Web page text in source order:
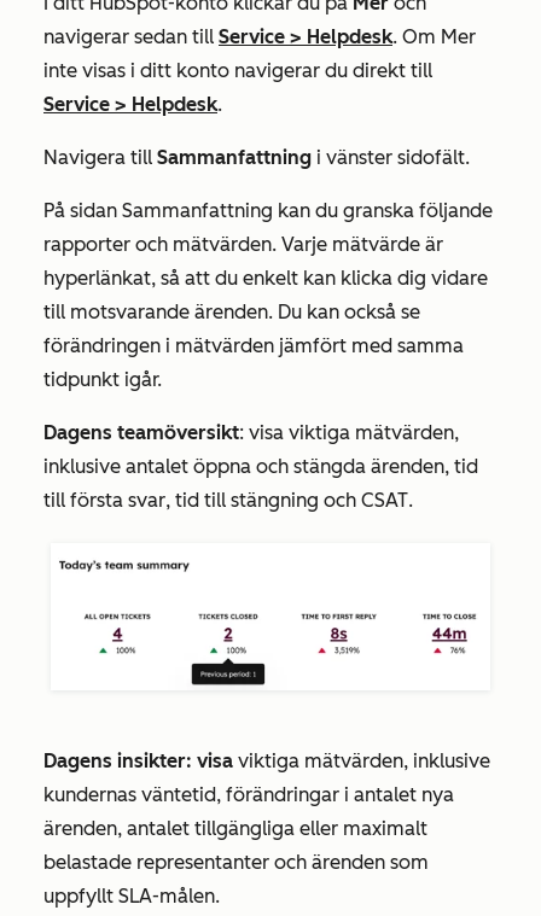
navigerar sedan till Service > Helpdesk. Om Mer
inte visas i ditt konto navigerar du direkt till
Service > Helpdesk.
Navigera till Sammanfattning i vänster sidofält.
På sidan Sammanfattning kan du granska följande
rapporter och mätvärden. Varje mätvärde är
hyperlänkat, så att du enkelt kan klicka dig vidare
till motsvarande ärenden. Du kan också se
förändringen i mätvärden jämfört med samma
tidpunkt igår.
Dagens teamöversikt: visa viktiga mätvärden,
inklusive antalet öppna och stängda ärenden, tid
till första svar, tid till stängning och CSAT.
Dagens insikter: visa viktiga mätvärden, inklusive
kundernas väntetid, förändringar i antalet nya
ärenden, antalet tillgängliga eller maximalt
belastade representanter och ärenden som
uppfyllt SLA-målen.